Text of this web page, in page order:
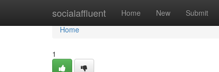
socialaffluent Home New Submit
Home
Home
1